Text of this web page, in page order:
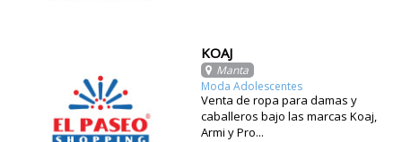
KOAJ
Manta
Moda Adolescentes
Venta de ropa para damas y
caballeros bajo las marcas Koaj,
Armi y Pro...